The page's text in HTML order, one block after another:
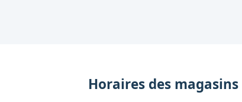
Horaires des magasins